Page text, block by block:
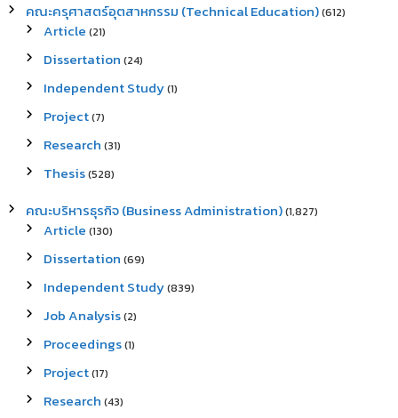
คณะครุศาสตร์อุตสาหกรรม (Technical Education)(612)
Article (21)
Dissertation (24)
Independent Study(1)
Project(7)
Research (31)
Thesis(528)
คณะบริหารธุรกิจ (Business Administration)(1,827)
Article (130)
Dissertation (69)
Independent Study(839)
Job Analysis(2)
Proceedings(1)
Project(17)
Research (43)